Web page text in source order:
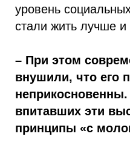
уровень
стали жить лучше
– При этом
внушили, что его
впитавших эти
принципы «с